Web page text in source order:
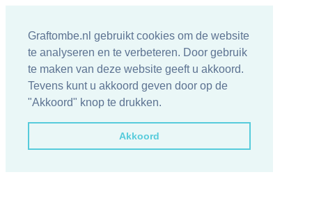
Graftombe.nl gebruikt cookies om de website
te analyseren en te verbeteren. Door gebruik
te maken van deze website geeft u akkoord.
Tevens kunt u akkoord geven door op de
"Akkoord" knop te drukken.
Akkoord